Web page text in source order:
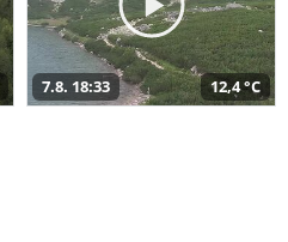
7.8. 18:33 12,4 °C